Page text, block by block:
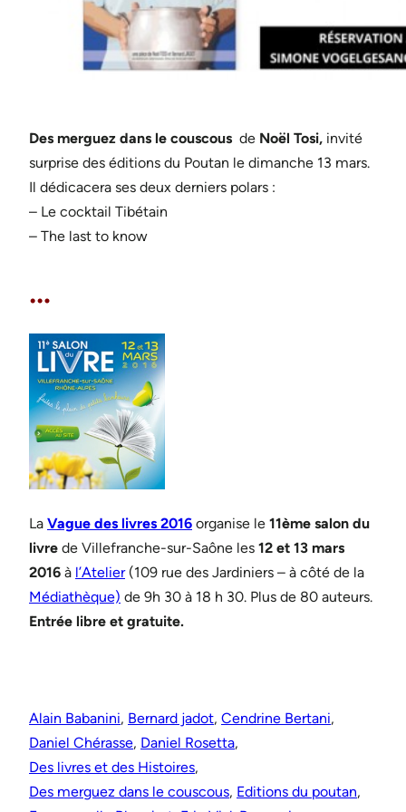
Des merguez dans le couscous de Noël Tosi, invité
surprise des éditions du Poutan le dimanche 13 mars.
Il dédicacera ses deux derniers polars :
– Le cocktail Tibétain
– The last to know
…
La Vague des livres 2016 organise le 11ème salon du
livre de Villefranche-sur-Saône les 12 et 13 mars
2016 à l’Atelier(109 rue des Jardiniers – à côté de la
Médiathèque) de 9h 30 à 18 h 30. Plus de 80 auteurs.
Entrée libre et gratuite.
Alain Babanini, Bernard jadot, Cendrine Bertani,
Daniel Chérasse, Daniel Rosetta,
Des livres et des Histoires,
Des merguez dans le couscous, Editions du poutan,